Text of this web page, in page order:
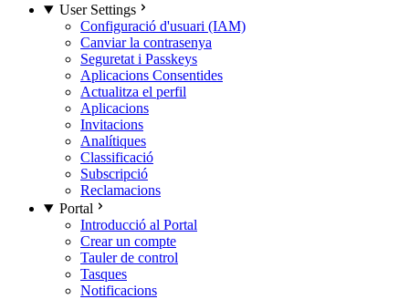
User Settings
Configuració d'usuari (IAM)
Canviar la contrasenya
Seguretat i Passkeys
Aplicacions Consentides
Actualitza el perfil
Aplicacions
Invitacions
Analítiques
Classificació
Subscripció
Reclamacions
Portal
Introducció al Portal
Crear un compte
Tauler de control
Tasques
Notificacions